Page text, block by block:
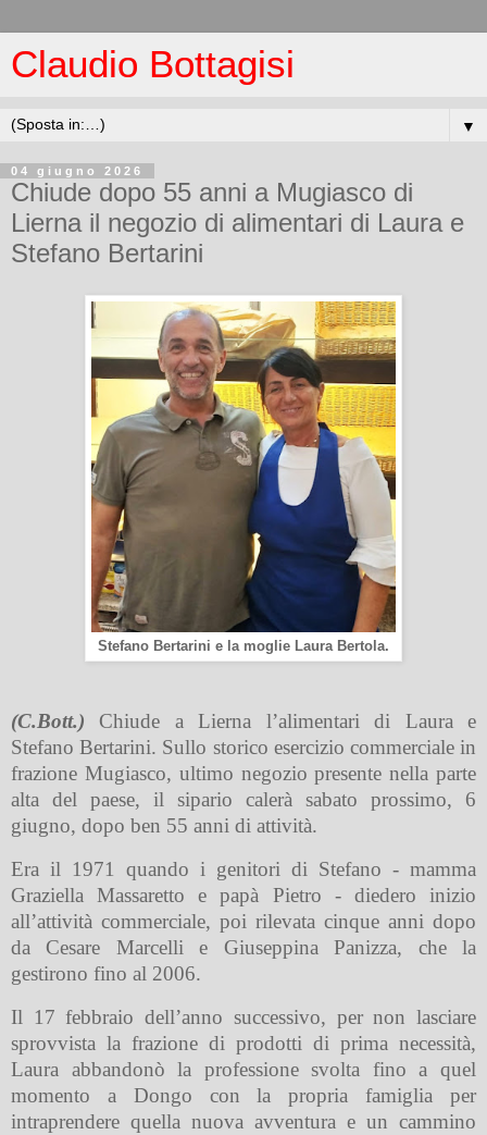
Claudio Bottagisi
▼
04 giugno 2026
Chiude dopo 55 anni a Mugiasco di
Lierna il negozio di alimentari di Laura e
Stefano Bertarini
Stefano Bertarini e la moglie Laura Bertola.
(C.Bott.) Chiude a Lierna l’alimentari di Laura e
Stefano Bertarini. Sullo storico esercizio commerciale in
frazione Mugiasco, ultimo negozio presente nella parte
alta del paese, il sipario calerà sabato prossimo, 6
giugno, dopo ben 55 anni di attività.
Era il 1971 quando i genitori di Stefano - mamma
Graziella Massaretto e papà Pietro - diedero inizio
all’attività commerciale, poi rilevata cinque anni dopo
da Cesare Marcelli e Giuseppina Panizza, che la
gestirono fino al 2006.
Il 17 febbraio dell’anno successivo, per non lasciare
sprovvista la frazione di prodotti di prima necessità,
Laura abbandonò la professione svolta fino a quel
momento a Dongo con la propria famiglia per
intraprendere quella nuova avventura e un cammino